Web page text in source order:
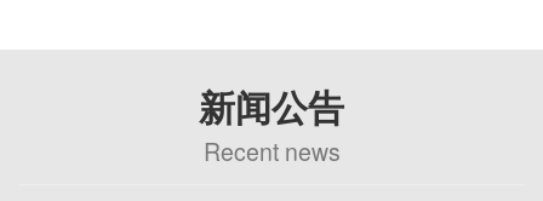
新闻公告
Recent news